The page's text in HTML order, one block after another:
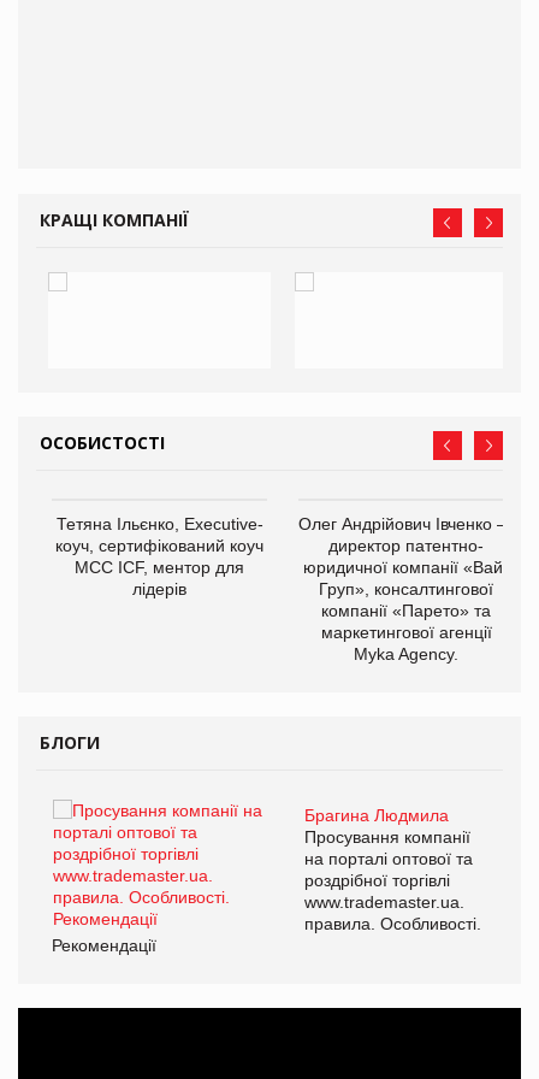
КРАЩІ КОМПАНІЇ
ОСОБИСТОСТІ
Тетяна Ільєнко, Executive-
коуч, сертифікований коуч
МСС ICF, ментор для
лідерів
Олег Андрійович Івченко —
директор патентно-
юридичної компанії «Вайз
Груп», консалтингової
компанії «Парето» та
маркетингової агенції
Myka Agency.
БЛОГИ
Брагина Людмила
Просування компанії
на порталі оптової та
роздрібної торгівлі
www.trademaster.ua.
правила. Особливості.
Рекомендації